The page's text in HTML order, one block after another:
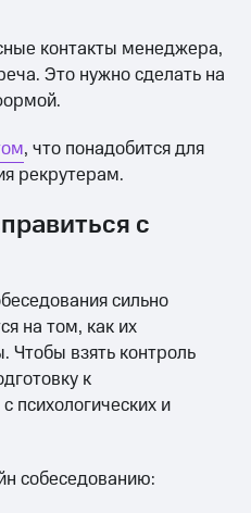
контакты менеджера,
Это нужно сделать на
, что понадобится для
рекрутерам.
с
сильно
на том, как их
взять контроль
к
психологических и
собеседованию: